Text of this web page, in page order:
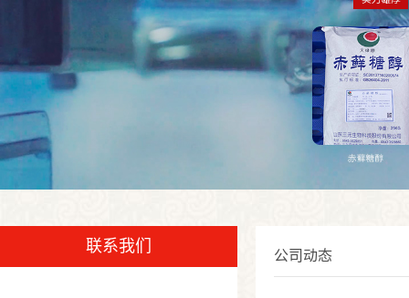
联系我们
公司动态